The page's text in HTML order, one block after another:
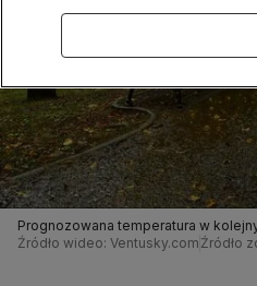
Prognozowana temperatura w
Źródło wideo: Ventusky.com Źródło